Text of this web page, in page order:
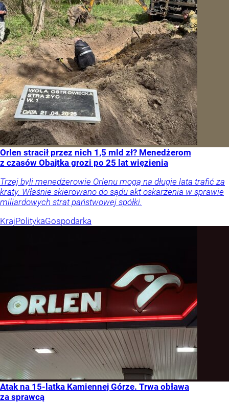
Orlen stracił przez nich 1,5 mld zł? Menedżerom
z czasów Obajtka grozi po 25 lat więzienia
Trzej byli menedżerowie Orlenu mogą na długie lata trafić za
kraty. Właśnie skierowano do sądu akt oskarżenia w sprawie
miliardowych strat państwowej spółki.
KrajPolitykaGospodarka
Atak na 15-latka Kamiennej Górze. Trwa obława
za sprawcą